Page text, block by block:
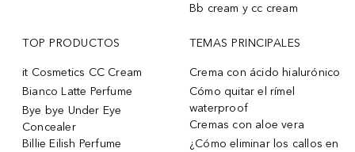
Bb cream y cc cream
TOP PRODUCTOS
it Cosmetics CC Cream
Bianco Latte Perfume
Bye bye Under Eye
Concealer
Billie Eilish Perfume
TEMAS PRINCIPALES
Crema con ácido hialurónico
Cómo quitar el rímel
waterproof
Cremas con aloe vera
¿Cómo eliminar los callos en